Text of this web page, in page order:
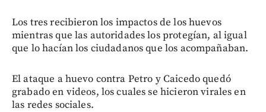
Los tres recibieron los impactos de los huevos
mientras que las autoridades los protegían, al igual
que lo hacían los ciudadanos que los acompañaban.
El ataque a huevo contra Petro y Caicedo quedó
grabado en videos, los cuales se hicieron virales en
las redes sociales.